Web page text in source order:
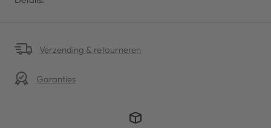
Verzending & retourneren
Garanties